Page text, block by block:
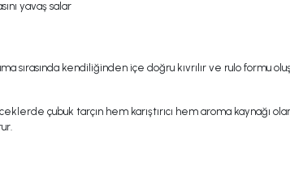
yavaş salar
sırasında kendiliğinden içe doğru kıvrılır ve rulo formu
çubuk tarçın hem karıştırıcı hem aroma kaynağı